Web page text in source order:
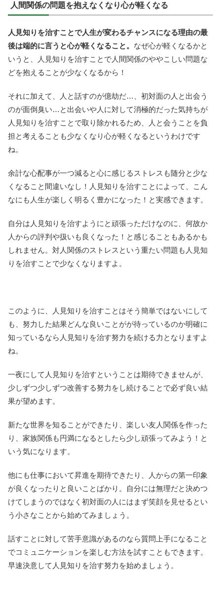
人間関係の問題を抱えなくなり心が軽くなる
人見知りを治すことで人生が変わるチャンスになる理由の最
後は端的に言うと心が軽くなること。 なぜ心が軽くなるかと
いうと、人見知りを治すことで人間関係のややこしい問題な
どを抱えることが少なくなるから！
それに加えて、人と話すのが億劫だ…、初対面の人と出会う
のが面倒臭い…と出会いや人に対して消極的だった気持ちが
人見知りを治すことで取り除かれるため、人と会うことを負
担と考えることも少なくなり心が軽くなるというわけです
ね。
余計な心配事が一つ減ると心に感じるストレスも随分と少な
くなること間違いなし！人見知りを治すことによって、こん
なにも人生が楽しく明るく豊かになった！と実感できます。
自分は人見知りを治すようにと頑張っただけなのに、何故か
人からの評判や扱いも良くなった！と感じることもあるかも
しれません。対人関係のストレスという重たい問題も人見知
りを治すことで少なくなりますよ。
このように、人見知りを治すことはそう簡単ではないにして
も、努力した結果どんな良いことがが待っているのか明確に
知っているなら人見知りを治す努力を続ける力となりますよ
ね。
一夜にして人見知りを治すということは期待できませんが、
少しずつ少しずつ改善する努力をし続けることで必ず良い結
果が望めます。
新たな世界を知ることができたり、楽しい友人関係を作った
り、家族関係も円満になるとしたら少し頑張ってみよう！と
いう気になります。
他にも仕事において昇進を期待できたり、人からの第一印象
が良くなったりと良いことばかり。自分には無理だと決めつ
けてしまうのではなく初対面の人にはまず笑顔を見せるとい
う小さなことから始めてみましょう。
話すことに対して苦手意識があるのなら質問上手になること
でコミュニケーションを楽しむ方法を試すこともできます。
早速決意して人見知りを治す努力を始めましょう。